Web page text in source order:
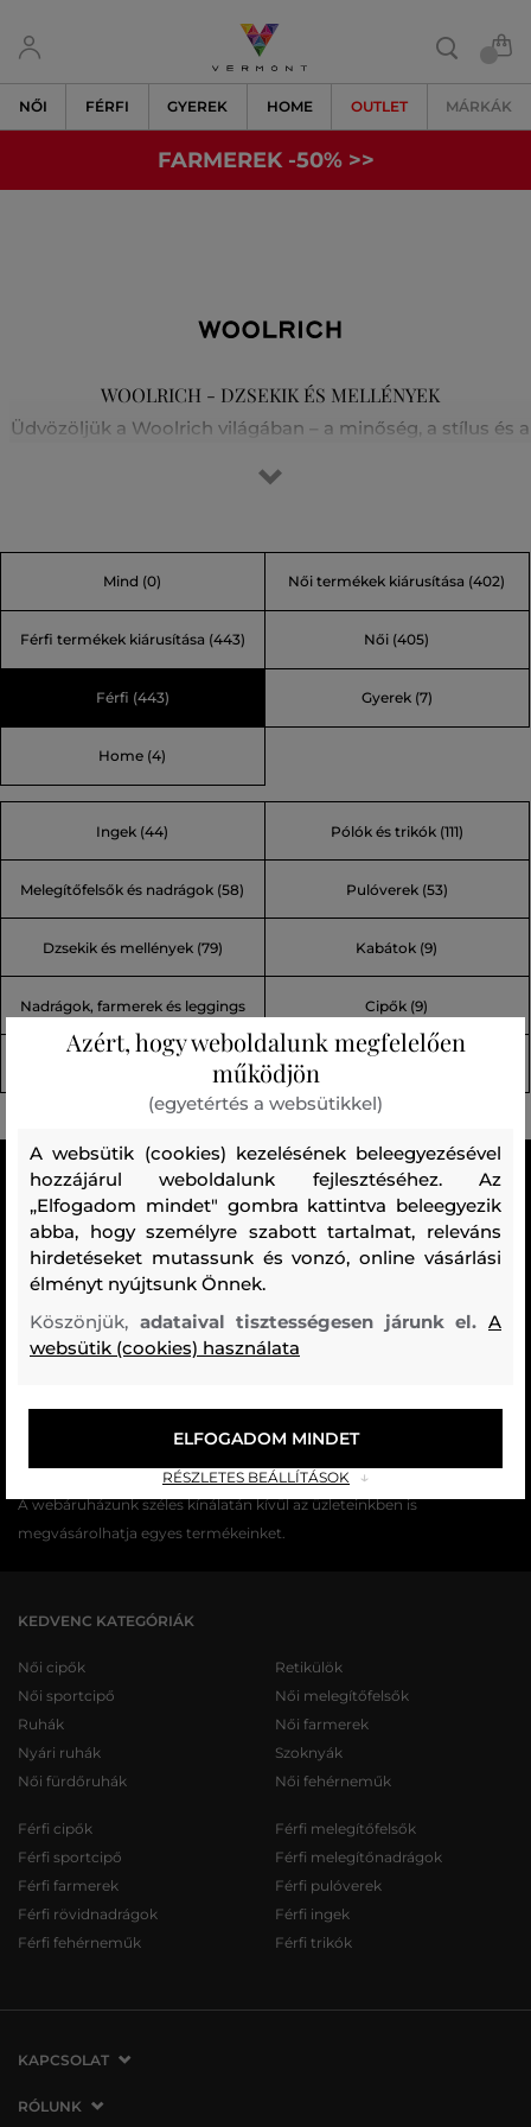
NŐI FÉRFI GYEREK HOME OUTLET MÁRKÁK
FARMEREK -50% >>
WOOLRICH - DZSEKIK ÉS MELLÉNYEK
Üdvözöljük a Woolrich világában – a minőség, a stílus és a
alapították Pennsylvaniában. A márka meleg és tartós
eredetileg a zord vidéki környezetben dolgozóknak
készültek, így tartósságukról és funkcionalitásukról
gyerekruházattal és kiegészítőkkel bővült a kínálatuk.
Mind (0) Női termékek kiárusítása (402)
Férfi termékek kiárusítása (443) Női (405)
Férfi (443) Gyerek(7)
Home (4)
Ingek (44) Pólók és trikók (111)
Melegítőfelsők és nadrágok (58) Pulóverek (53)
Dzsekik és mellények (79) Kabátok (9)
Nadrágok, farmerek és leggings Cipők (9)
MINDEN RAKTÁRON
A webáruházban lévő összes áru raktáron van.
AZ EREDETISÉG GARANCIÁJA
Cégünk több évtizedes értékesítési múlttal rendelkezik
Magyarországon. Nálunk mindig 100%-ban eredeti terméket vásárol.
17 ÜZLET MAGYARORSZÁGON
A webáruházunk széles kínálatán kívül az üzleteinkben is
megvásárolhatja egyes termékeinket.
KEDVENC KATEGÓRIÁK
Női cipők
Női sportcipő
Ruhák
Nyári ruhák
Női fürdőruhák
Retikülök
Női melegítőfelsők
Női farmerek
Szoknyák
Női fehérneműk
Férfi cipők
Férfi sportcipő
Férfi farmerek
Férfi rövidnadrágok
Férfi fehérneműk
Férfi melegítőfelsők
Férfi melegítőnadrágok
Férfi pulóverek
Férfi ingek
Férfi trikók
KAPCSOLAT
VERMONT Services Slovakia s. r. o.
RÓLUNK
Azért, hogy weboldalunk megfelelően
működjön
(egyetértés a websütikkel)
A websütik (cookies) kezelésének beleegyezésével
hozzájárul weboldalunk fejlesztéséhez. Az
„Elfogadom mindet" gombra kattintva beleegyezik
abba, hogy személyre szabott tartalmat, releváns
hirdetéseket mutassunk és vonzó, online vásárlási
élményt nyújtsunk Önnek.
Köszönjük, adataival tisztességesen járunk el.A
websütik (cookies) használata
RÉSZLETES BEÁLLÍTÁSOK
ELFOGADOM MINDET